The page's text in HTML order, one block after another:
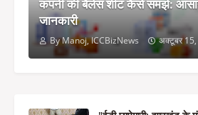
कंपनी की बैलेंस शीट कैसे समझें: आसान
जानकारी
By Manoj, ICCBizNews अक्टूबर